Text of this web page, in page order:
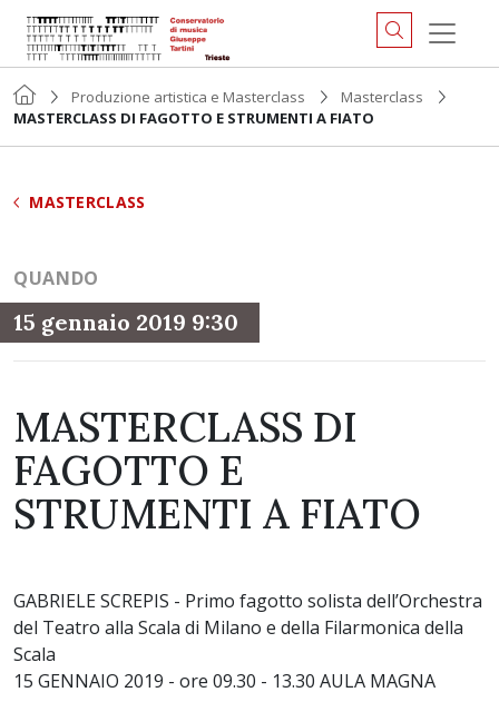
Produzione artistica e Masterclass
Masterclass
MASTERCLASS DI FAGOTTO E STRUMENTI A FIATO
MASTERCLASS
QUANDO
15 gennaio 2019 9:30
MASTERCLASS DI
FAGOTTO E
STRUMENTI A FIATO
GABRIELE SCREPIS - Primo fagotto solista dell’Orchestra
del Teatro alla Scala di Milano e della Filarmonica della
Scala
15 GENNAIO 2019 - ore 09.30 - 13.30 AULA MAGNA